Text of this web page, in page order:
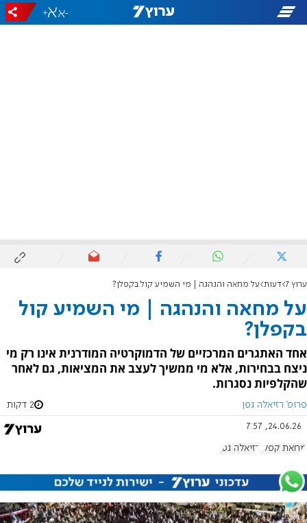
-
+
ערוץ 7 דעות על מחאה והנהגה | מי השמיע קול בקפלן?
על מחאה והנהגה | מי השמיע קול
בקפלן?
אחד האתגרים המרכזיים של הדמוקרטיה המודרנית אינו רק מי
ניצח בבחירות, אלא מי ממשיך לעצב את המציאות, גם לאחר
שהקלפיות נסגרות.
פרופ' רזיאלה גפן 2 דקות
24.06.26, 7:57
מחאת קפלן רזיאלה גפן